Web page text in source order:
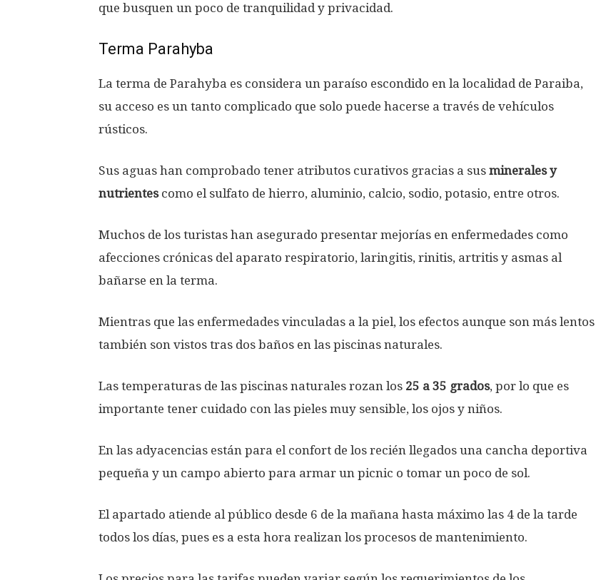
que busquen un poco de tranquilidad y privacidad.
Terma Parahyba
La terma de Parahyba es considera un paraíso escondido en la localidad de Paraiba,
su acceso es un tanto complicado que solo puede hacerse a través de vehículos
rústicos.
Sus aguas han comprobado tener atributos curativos gracias a sus minerales y
nutrientescomo el sulfato de hierro, aluminio, calcio, sodio, potasio, entre otros.
Muchos de los turistas han asegurado presentar mejorías en enfermedades como
afecciones crónicas del aparato respiratorio, laringitis, rinitis, artritis y asmas al
bañarse en la terma.
Mientras que las enfermedades vinculadas a la piel, los efectos aunque son más lentos
también son vistos tras dos baños en las piscinas naturales.
Las temperaturas de las piscinas naturales rozan los 25 a 35 grados, por lo que es
importante tener cuidado con las pieles muy sensible, los ojos y niños.
En las adyacencias están para el confort de los recién llegados una cancha deportiva
pequeña y un campo abierto para armar un picnic o tomar un poco de sol.
El apartado atiende al público desde 6 de la mañana hasta máximo las 4 de la tarde
todos los días, pues es a esta hora realizan los procesos de mantenimiento.